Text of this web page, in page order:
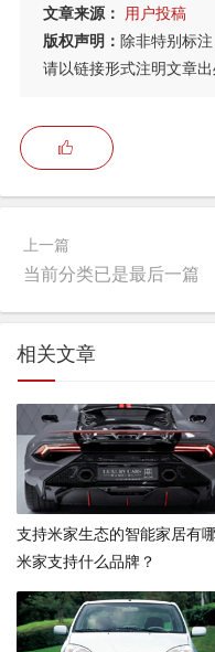
文章来源： 用户投稿
版权声明： 除非特别标
请以链接形式注明文章出
上一篇
当前分类已是最后一篇
相关文章
支持米家生态的智能家居有
米家支持什么品牌？